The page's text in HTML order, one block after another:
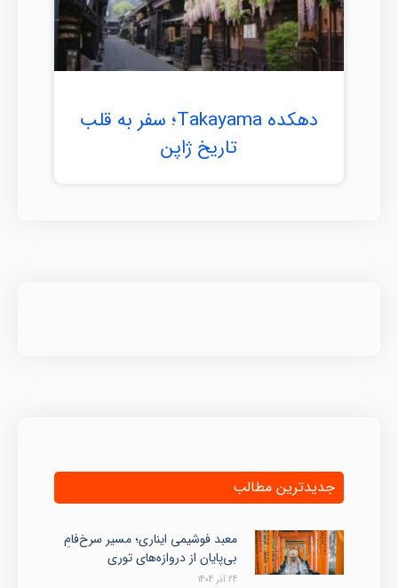
دهکده Takayama؛ سفر به قلب
تاریخ ژاپن
جدیدترین مطالب
معبد فوشیمی ایناری؛ مسیر سرخ‌فامِ
بی‌پایان از دروازه‌های توری
24 آذر 1404